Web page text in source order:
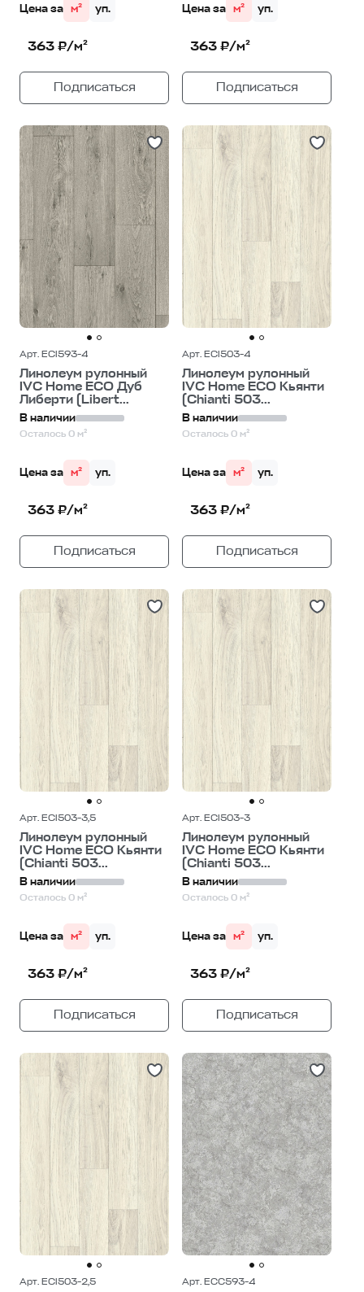
Цена за м² уп.
363 ₽/м²
Подписаться
Цена за м² уп.
363 ₽/м²
Подписаться
Арт. ECI593-4
Линолеум рулонный
IVC Home ECO Дуб
Либерти (Libert...
В наличии
Осталось 0 м²
Цена за м² уп.
363 ₽/м²
Подписаться
Арт. ECI503-4
Линолеум рулонный
IVC Home ECO Кьянти
(Chianti 503...
В наличии
Осталось 0 м²
Цена за м² уп.
363 ₽/м²
Подписаться
Арт. ECI503-3,5
Линолеум рулонный
IVC Home ECO Кьянти
(Chianti 503...
В наличии
Осталось 0 м²
Цена за м² уп.
363 ₽/м²
Подписаться
Арт. ECI503-3
Линолеум рулонный
IVC Home ECO Кьянти
(Chianti 503...
В наличии
Осталось 0 м²
Цена за м² уп.
363 ₽/м²
Подписаться
Арт. ECI503-2,5 Арт. ECC593-4